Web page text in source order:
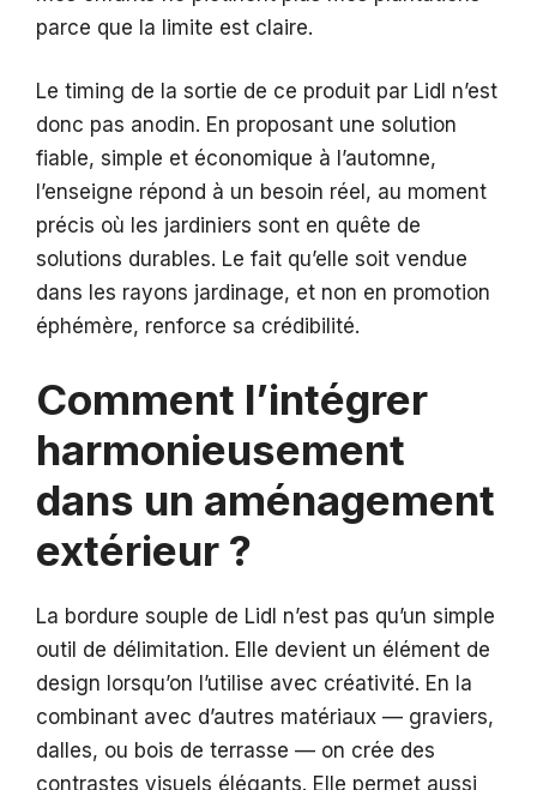
parce que la limite est claire.
Le timing de la sortie de ce produit par Lidl n’est
donc pas anodin. En proposant une solution
fiable, simple et économique à l’automne,
l’enseigne répond à un besoin réel, au moment
précis où les jardiniers sont en quête de
solutions durables. Le fait qu’elle soit vendue
dans les rayons jardinage, et non en promotion
éphémère, renforce sa crédibilité.
Comment l’intégrer
harmonieusement
dans un aménagement
extérieur ?
La bordure souple de Lidl n’est pas qu’un simple
outil de délimitation. Elle devient un élément de
design lorsqu’on l’utilise avec créativité. En la
combinant avec d’autres matériaux — graviers,
dalles, ou bois de terrasse — on crée des
contrastes visuels élégants. Elle permet aussi